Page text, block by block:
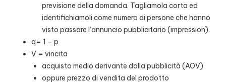
previsione della domanda. Tagliamola corta ed
identifichiamoli come numero di persone che hanno
visto passare l’annuncio pubblicitario (impression).
q= 1 – p
V = vincita
acquisto medio derivante dalla pubblicità (AOV)
oppure prezzo di vendita del prodotto